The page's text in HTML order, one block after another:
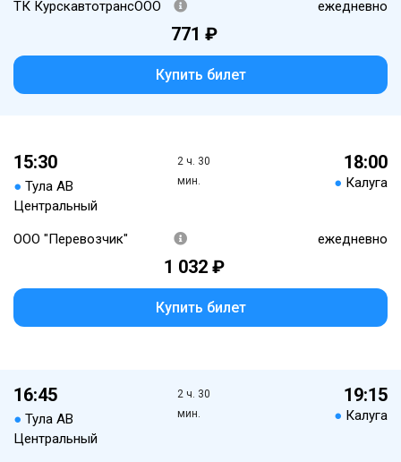
ТК КурскавтотрансООО ежедневно
771 ₽
Купить билет
15:30
● Тула АВ
Центральный
2 ч. 30
мин.
18:00
● Калуга
ООО "Перевозчик" ежедневно
1 032 ₽
Купить билет
16:45
● Тула АВ
Центральный
2 ч. 30
мин.
19:15
● Калуга